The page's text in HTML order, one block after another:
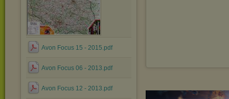
Avon Focus 15 - 2015.pdf
Avon Focus 06 - 2013.pdf
Avon Focus 12 - 2013.pdf